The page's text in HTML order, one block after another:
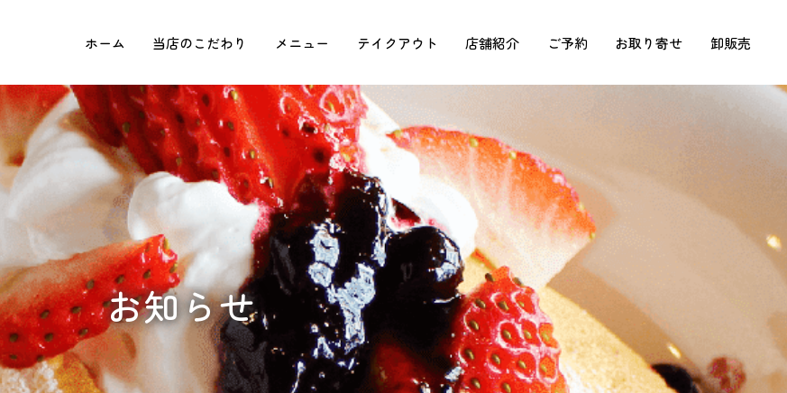
ホーム 当店のこだわり メニュー テイクアウト 店舗紹介 ご予約 お取り寄せ 卸販売
お知らせ